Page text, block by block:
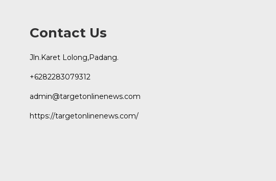
Contact Us
Jln.Karet Lolong,Padang.
+6282283079312
admin@targetonlinenews.com
https://targetonlinenews.com/